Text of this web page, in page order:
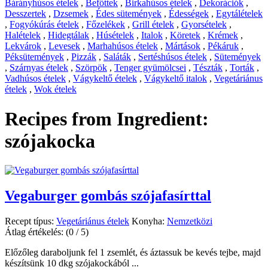
Bárányhúsos ételek , Befőttek , Birkahúsos ételek , Dekorációk ,
Desszertek , Dzsemek , Édes sütemények , Édességek , Egytálételek
, Fogyókúrás ételek , Főzelékek , Grill ételek , Gyorsételek ,
Halételek , Hidegtálak , Húsételek , Italok , Köretek , Krémek ,
Lekvárok , Levesek , Marhahúsos ételek , Mártások , Pékáruk ,
Péksütemények , Pizzák , Saláták , Sertéshúsos ételek , Sütemények
, Szárnyas ételek , Szörpök , Tenger gyümölcsei , Tészták , Torták ,
Vadhúsos ételek , Vágykeltő ételek , Vágykeltő italok , Vegetáriánus
ételek , Wok ételek
Recipes from Ingredient:
szójakocka
Vegaburger gombás szójafasírttal
Recept típus: Vegetáriánus ételek Konyha: Nemzetközi
Átlag értékelés: (0 / 5)
Előzőleg daraboljunk fel 1 zsemlét, és áztassuk be kevés tejbe, majd
készítsünk 10 dkg szójakockából ...